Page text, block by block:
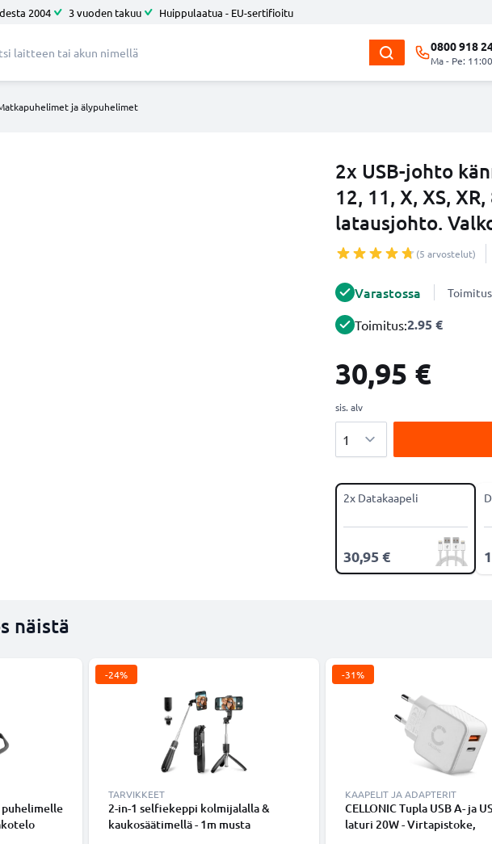
2004 3 vuoden takuu Huippulaatua - EU-sertifioitu
0800 918
Ma - Pe:
ja älypuhelimet
2x USB-johto
12, 11, X, XS,
latausjohto.
(5 arvostelut)
Varastossa
Toimitus:2.95 €
30,95 €
sis. alv
2x Datakaapeli
30,95 €
näistä
puhelimelle
-24%
TARVIKKEET
2-in-1 selfiekeppi kolmijalalla &
kaukosäätimellä - 1m musta
-31%
KAAPELIT JA ADAPTERIT
CELLONIC Tupla USB A- ja
laturi 20W - Virtapistoke,